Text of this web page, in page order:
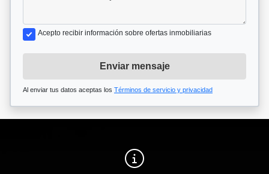
Acepto recibir información sobre ofertas inmobiliarias
Enviar mensaje
Al enviar tus datos aceptas los Términos de servicio y privacidad